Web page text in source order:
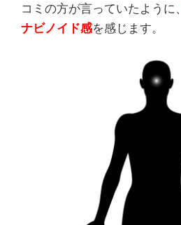
コミの方が言っていたように、
ナビノイド感を感じます。